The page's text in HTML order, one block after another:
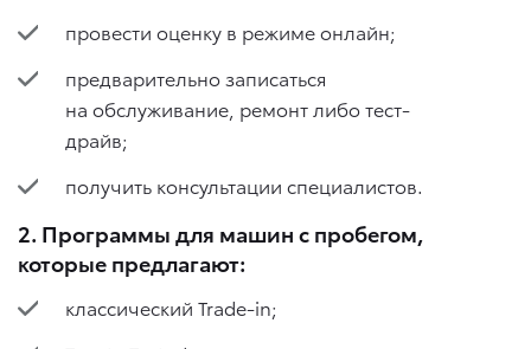
провести оценку в режиме онлайн;
предварительно записаться
на обслуживание, ремонт либо тест-
драйв;
получить консультации специалистов.
2. Программы для машин с пробегом,
которые предлагают:
классический Trade-in;